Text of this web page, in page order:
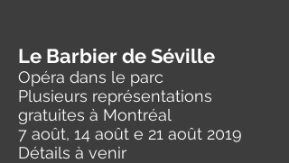
Le Barbier de Séville
Opéra dans le parc
Plusieurs représentations
gratuites à Montréal
7 août, 14 août e 21 août 2019
Détails à venir